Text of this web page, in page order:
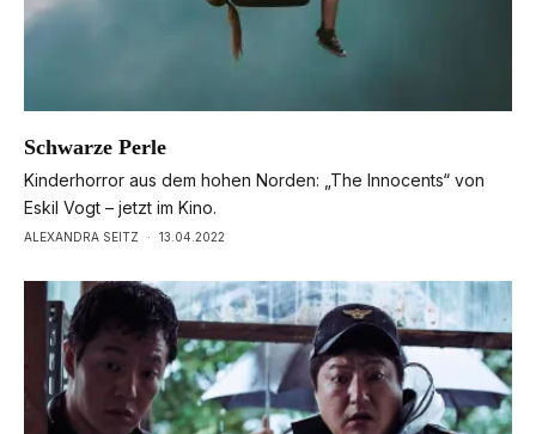
Schwarze Perle
Kinderhorror aus dem hohen Norden: „The Innocents“ von
Eskil Vogt – jetzt im Kino.
ALEXANDRA SEITZ · 13.04.2022